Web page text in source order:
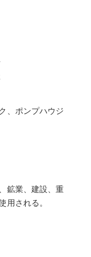
、ポンプハウジ
鉱業、建設、重
用される。